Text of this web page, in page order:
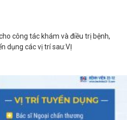
công tác khám và điều trị bệnh,
dụng các vị trí sau:VỊ